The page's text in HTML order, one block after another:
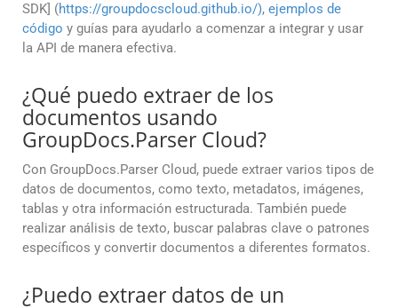
SDK] (https://groupdocscloud.github.io/), ejemplos de
código y guías para ayudarlo a comenzar a integrar y usar
la API de manera efectiva.
¿Qué puedo extraer de los
documentos usando
GroupDocs.Parser Cloud?
Con GroupDocs.Parser Cloud, puede extraer varios tipos de
datos de documentos, como texto, metadatos, imágenes,
tablas y otra información estructurada. También puede
realizar análisis de texto, buscar palabras clave o patrones
específicos y convertir documentos a diferentes formatos.
¿Puedo extraer datos de un